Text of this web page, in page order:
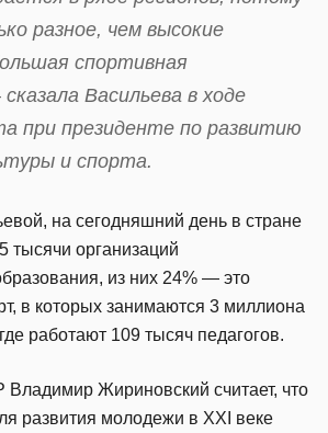
разное, чем высокие
спортивная
Васильева в ходе
при президенте по развитию
и спорта.
на сегодняшний день в стране
тысячи организаций
из них 24% — это
в которых занимаются 3 миллиона
работают 109 тысяч педагогов.
Жириновский считает, что
развития молодежи в XXI веке